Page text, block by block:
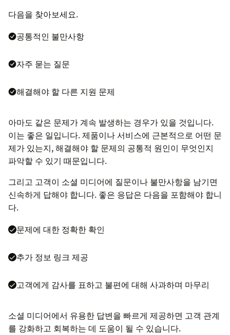
다음을 찾아보세요.
공통적인 불만사항
자주 묻는 질문
해결해야 할 다른 지원 문제
아마도 같은 문제가 계속 발생하는 경우가 있을 것입니다.
이는 좋은 일입니다. 제품이나 서비스에 근본적으로 어떤 문
제가 있는지, 해결해야 할 문제의 공통적 원인이 무엇인지
파악할 수 있기 때문입니다.
그리고 고객이 소셜 미디어에 질문이나 불만사항을 남기면
신속하게 답해야 합니다. 좋은 응답은 다음을 포함해야 합니
다.
문제에 대한 정확한 확인
추가 정보 링크 제공
고객에게 감사를 표하고 불편에 대해 사과하며 마무리
소셜 미디어에서 유용한 답변을 빠르게 제공하면 고객 관계
를 강화하고 회복하는 데 도움이 될 수 있습니다.